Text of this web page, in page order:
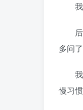
我
后
多问了
我
慢习